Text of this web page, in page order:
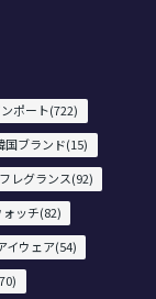
ポート(722)
国ブランド(15)
フレグランス(92)
ォッチ(82)
イウェア(54)